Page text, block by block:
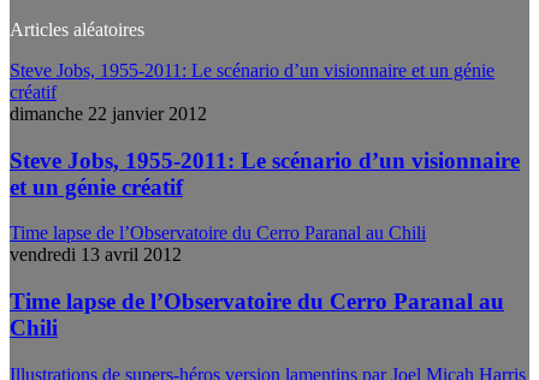
Articles aléatoires
Steve Jobs, 1955-2011: Le scénario d’un visionnaire et un génie
créatif
dimanche 22 janvier 2012
Steve Jobs, 1955-2011: Le scénario d’un visionnaire
et un génie créatif
Time lapse de l’Observatoire du Cerro Paranal au Chili
vendredi 13 avril 2012
Time lapse de l’Observatoire du Cerro Paranal au
Chili
Illustrations de supers-héros version lamentins par Joel Micah Harris